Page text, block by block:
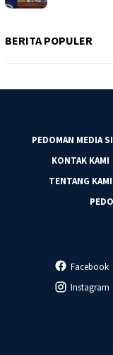
BERITA POPULER
PEDOMAN MEDIA
KONTAK KAMI
TENTANG KAMI
Facebook
Instagram